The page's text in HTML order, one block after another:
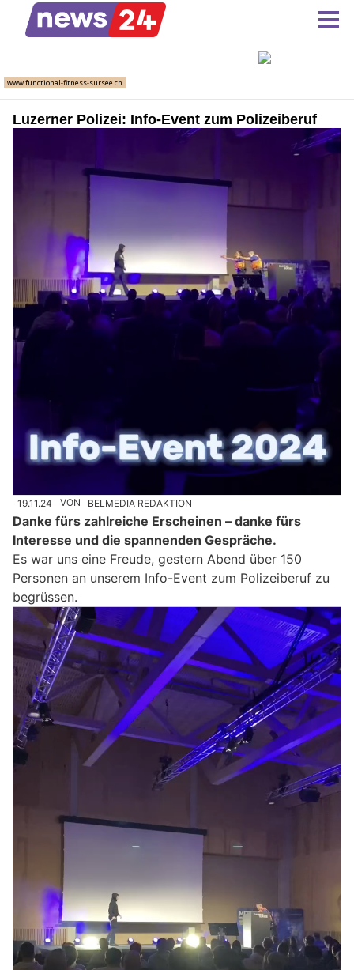
Luzerner Polizei: Info-Event zum Polizeiberuf
19.11.24 VON BELMEDIA REDAKTION
Danke fürs zahlreiche Erscheinen – danke fürs
Interesse und die spannenden Gespräche.
Es war uns eine Freude, gestern Abend über 150
Personen an unserem Info-Event zum Polizeiberuf zu
begrüssen.